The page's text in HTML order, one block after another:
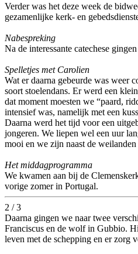
Verder was het deze week de
gezamenlijke kerk- en
Nabespreking
Na de interessante catechese
Spelletjes met Carolien
Wat er daarna gebeurde was weer
soort stoelendans. Er werd een
dat moment moesten we “paard,
intensief was, namelijk met een
Daarna werd het tijd voor een
jongeren. We liepen wel een uur
mooi en we zijn naast de
Het middagprogramma
We kwamen aan bij de
vorige zomer in Portugal.
2 / 3
Daarna gingen we naar twee
Franciscus en de wolf in Gubbio.
leven met de schepping en er zorg